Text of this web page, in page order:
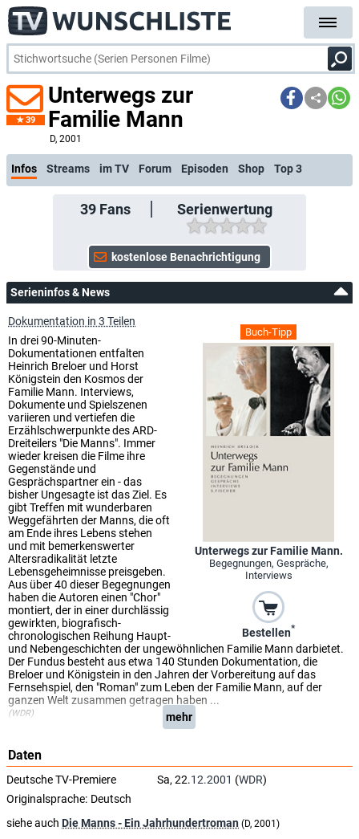
39
Unterwegs zur
Familie Mann
D, 2001
Infos Streams im TV Forum Episoden Shop Top 3
39Fans Serienwertung
Serieninfos & News
Buch-Tipp
Unterwegs zur Familie Mann.
Begegnungen, Gespräche,
Interviews
Bestellen*
Dokumentation in 3 Teilen
In drei 90-Minuten-
Dokumentationen entfalten
Heinrich Breloer und Horst
Königstein den Kosmos der
Familie Mann. Interviews,
Dokumente und Spielszenen
variieren und vertiefen die
Erzählschwerpunkte des ARD-
Dreiteilers "Die Manns". Immer
wieder kreisen die Filme ihre
Gegenstände und
Gesprächspartner ein - das
bisher Ungesagte ist das Ziel. Es
gibt Treffen mit wunderbaren
Weggefährten der Manns, die oft
am Ende ihres Lebens stehen
und mit bemerkenswerter
Altersradikalität letzte
Lebensgeheimnisse preisgeben.
Aus über 40 dieser Begegnungen
haben die Autoren einen "Chor"
montiert, der in einer durchlässig
gewirkten, biografisch-
chronologischen Reihung Haupt-
und Nebengeschichten der ungewöhnlichen Familie Mann darbietet.
Der Fundus besteht aus etwa 140 Stunden Dokumentation, die
Breloer und Königstein in den Jahren der Vorbereitung auf das
Fernsehspiel, den "Roman" zum Leben der Familie Mann, auf der
ganzen Welt zusammen getragen haben ...
(WDR) mehr
Daten
Deutsche TV-Premiere Sa, 22.12.2001 (WDR)
Originalsprache: Deutsch
siehe auch Die Manns - Ein Jahrhundertroman (D, 2001)